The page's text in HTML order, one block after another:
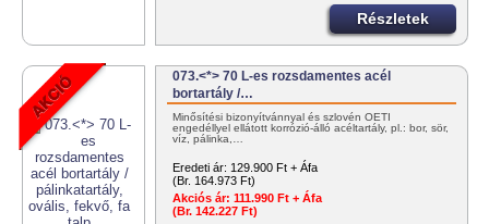
Részletek
073.<*> 70 L-es rozsdamentes acél
bortartály /…
Minősítési bizonyítvánnyal és szlovén OÉTI
engedéllyel ellátott korrózió-álló acéltartály, pl.: bor, sör,
víz, pálinka,…
Eredeti ár: 129.900 Ft + Áfa
(Br. 164.973 Ft)
Akciós ár: 111.990 Ft + Áfa
(Br. 142.227 Ft)